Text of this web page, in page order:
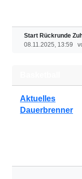
Start Rückrunde
08.11.2025, 13:59
Aktuelles
Dauerbrenner